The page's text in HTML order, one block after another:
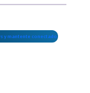
y mantente conectado